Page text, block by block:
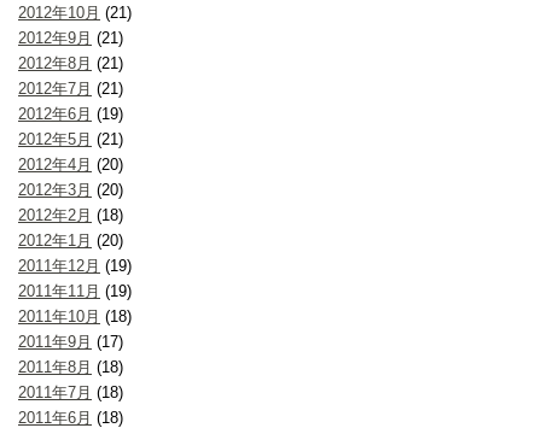
2012年10月 (21)
2012年9月 (21)
2012年8月 (21)
2012年7月 (21)
2012年6月 (19)
2012年5月 (21)
2012年4月 (20)
2012年3月 (20)
2012年2月 (18)
2012年1月 (20)
2011年12月 (19)
2011年11月 (19)
2011年10月 (18)
2011年9月 (17)
2011年8月 (18)
2011年7月 (18)
2011年6月 (18)